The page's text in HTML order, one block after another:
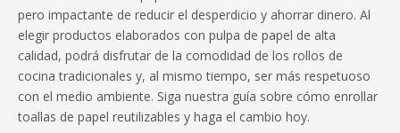
pero impactante de reducir el desperdicio y ahorrar dinero. Al
elegir productos elaborados con pulpa de papel de alta
calidad, podrá disfrutar de la comodidad de los rollos de
cocina tradicionales y, al mismo tiempo, ser más respetuoso
con el medio ambiente. Siga nuestra guía sobre cómo enrollar
toallas de papel reutilizables y haga el cambio hoy.